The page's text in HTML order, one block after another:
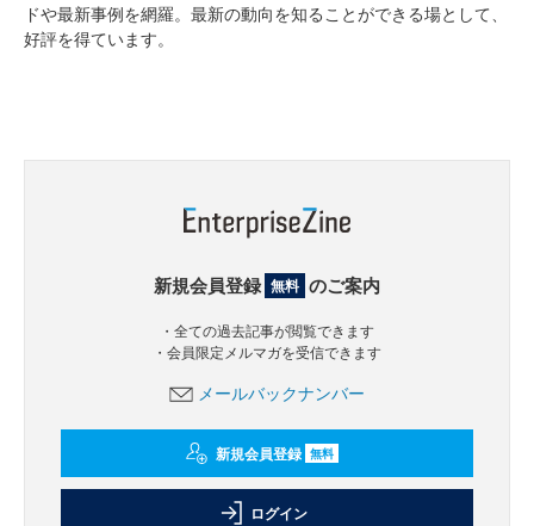
ドや最新事例を網羅。最新の動向を知ることができる場として、
好評を得ています。
新規会員登録 無料 のご案内
・全ての過去記事が閲覧できます
・会員限定メルマガを受信できます
メールバックナンバー
新規会員登録 無料
ログイン